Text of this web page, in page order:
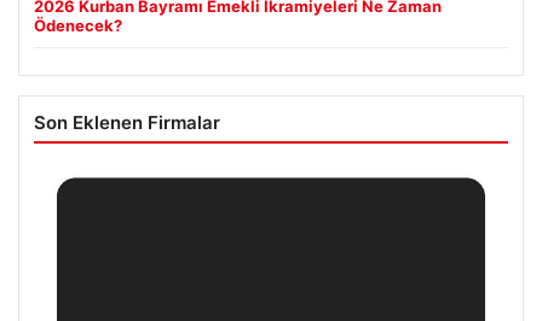
2026 Kurban Bayramı Emekli İkramiyeleri Ne Zaman
Ödenecek?
Son Eklenen Firmalar